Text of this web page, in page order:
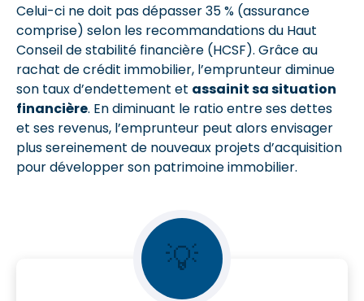
Celui-ci ne doit pas dépasser 35 % (assurance
comprise) selon les recommandations du Haut
Conseil de stabilité financière (HCSF). Grâce au
rachat de crédit immobilier, l’emprunteur diminue
son taux d’endettement et assainit sa situation
financière. En diminuant le ratio entre ses dettes
et ses revenus, l’emprunteur peut alors envisager
plus sereinement de nouveaux projets d’acquisition
pour développer son patrimoine immobilier.
💡